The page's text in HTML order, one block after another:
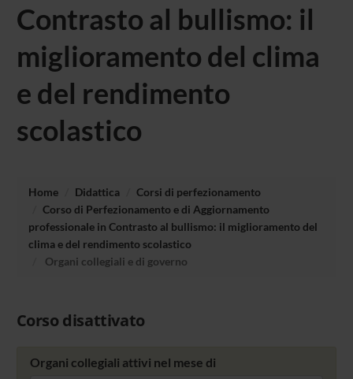
Contrasto al bullismo: il
miglioramento del clima
e del rendimento
scolastico
Home Didattica
Corsi di perfezionamento
Corso di Perfezionamento e di Aggiornamento
professionale in Contrasto al bullismo: il miglioramento del
clima e del rendimento scolastico
Organi collegiali e di governo
Corso disattivato
Organi collegiali attivi nel mese di